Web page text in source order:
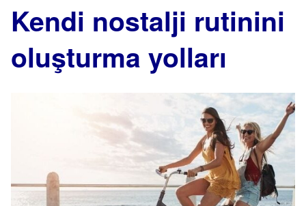
Kendi nostalji rutinini
oluşturma yolları